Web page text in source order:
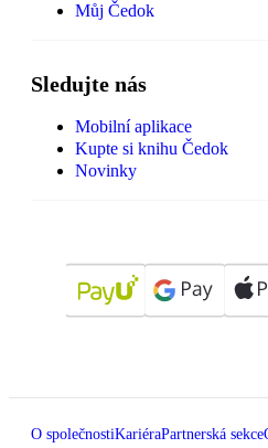
Můj Čedok
Sledujte nás
Mobilní aplikace
Kupte si knihu Čedok
Novinky
O společnostiKariéraPartnerská sekce